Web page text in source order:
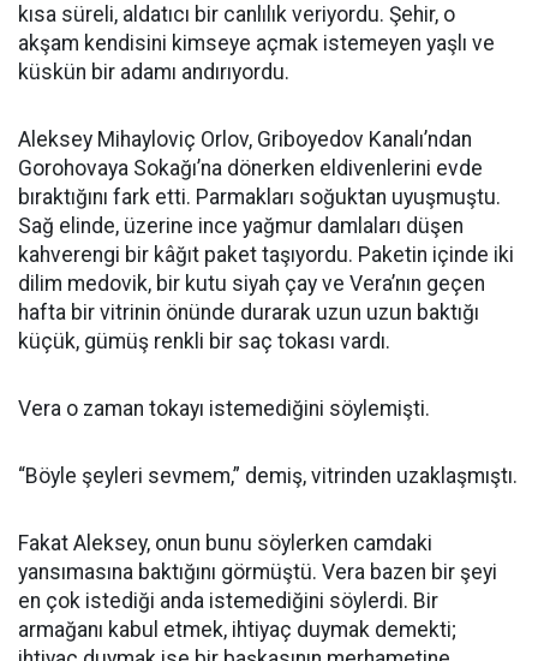
kısa süreli, aldatıcı bir canlılık veriyordu. Şehir, o
akşam kendisini kimseye açmak istemeyen yaşlı ve
küskün bir adamı andırıyordu.
Aleksey Mihayloviç Orlov, Griboyedov Kanalı’ndan
Gorohovaya Sokağı’na dönerken eldivenlerini evde
bıraktığını fark etti. Parmakları soğuktan uyuşmuştu.
Sağ elinde, üzerine ince yağmur damlaları düşen
kahverengi bir kâğıt paket taşıyordu. Paketin içinde iki
dilim medovik, bir kutu siyah çay ve Vera’nın geçen
hafta bir vitrinin önünde durarak uzun uzun baktığı
küçük, gümüş renkli bir saç tokası vardı.
Vera o zaman tokayı istemediğini söylemişti.
“Böyle şeyleri sevmem,” demiş, vitrinden uzaklaşmıştı.
Fakat Aleksey, onun bunu söylerken camdaki
yansımasına baktığını görmüştü. Vera bazen bir şeyi
en çok istediği anda istemediğini söylerdi. Bir
armağanı kabul etmek, ihtiyaç duymak demekti;